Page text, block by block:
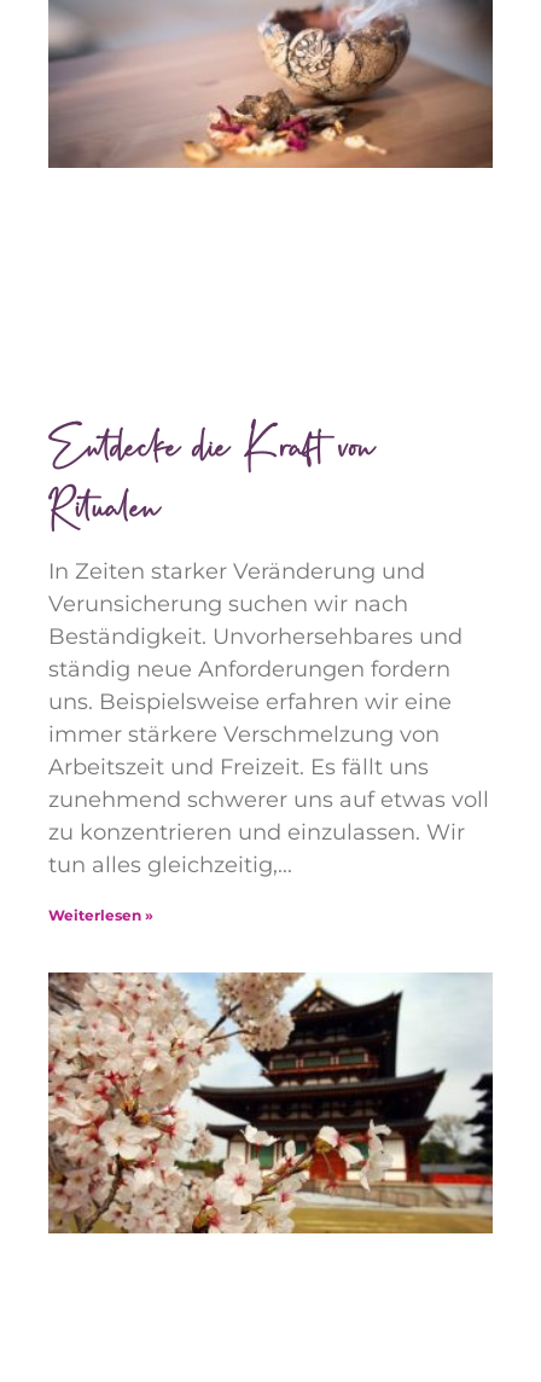
Entdecke die Kraft von
Ritualen
In Zeiten starker Veränderung und
Verunsicherung suchen wir nach
Beständigkeit. Unvorhersehbares und
ständig neue Anforderungen fordern
uns. Beispielsweise erfahren wir eine
immer stärkere Verschmelzung von
Arbeitszeit und Freizeit. Es fällt uns
zunehmend schwerer uns auf etwas voll
zu konzentrieren und einzulassen. Wir
tun alles gleichzeitig,
Weiterlesen »